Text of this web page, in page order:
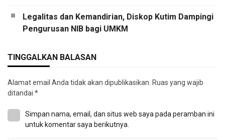
Legalitas dan Kemandirian, Diskop Kutim Dampingi
Pengurusan NIB bagi UMKM
TINGGALKAN BALASAN
Alamat email Anda tidak akan dipublikasikan. Ruas yang wajib
ditandai *
Simpan nama, email, dan situs web saya pada peramban ini
untuk komentar saya berikutnya.